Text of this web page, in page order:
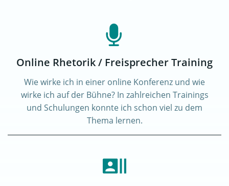
Online Rhetorik / Freisprecher Training
Wie wirke ich in einer online Konferenz und wie
wirke ich auf der Bühne? In zahlreichen Trainings
und Schulungen konnte ich schon viel zu dem
Thema lernen.